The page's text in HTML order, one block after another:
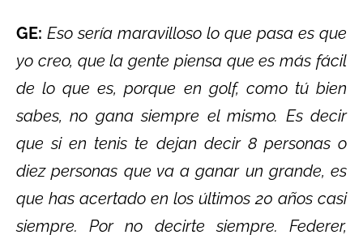
GE: Eso sería maravilloso lo que pasa es que
yo creo, que la gente piensa que es más fácil
de lo que es, porque en golf, como tú bien
sabes, no gana siempre el mismo. Es decir
que si en tenis te dejan decir 8 personas o
diez personas que va a ganar un grande, es
que has acertado en los últimos 20 años casi
siempre. Por no decirte siempre. Federer,